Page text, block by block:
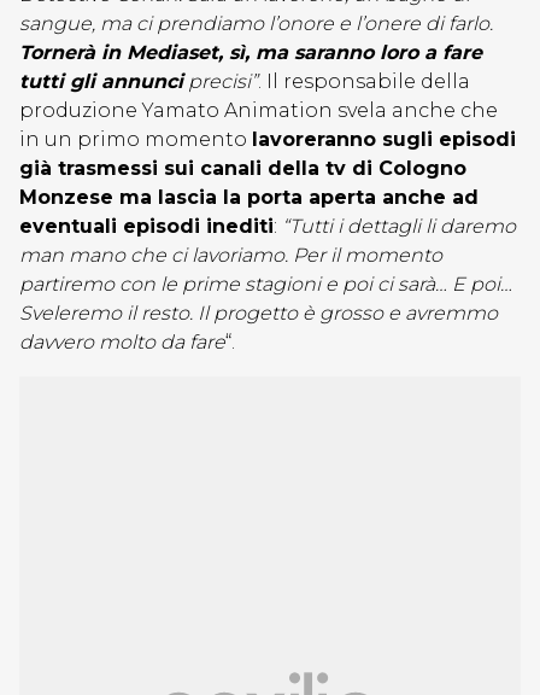
sangue, ma ci prendiamo l’onore e l’onere di farlo.
Tornerà in Mediaset, sì, ma saranno loro a fare
tutti gli annunciprecisi”. Il responsabile della
produzione Yamato Animation svela anche che
in un primo momento lavoreranno sugli episodi
già trasmessi sui canali della tv di Cologno
Monzese ma lascia la porta aperta anche ad
eventuali episodi inediti: “Tutti i dettagli li daremo
man mano che ci lavoriamo. Per il momento
partiremo con le prime stagioni e poi ci sarà… E poi…
Sveleremo il resto. Il progetto è grosso e avremmo
davvero molto da fare“.